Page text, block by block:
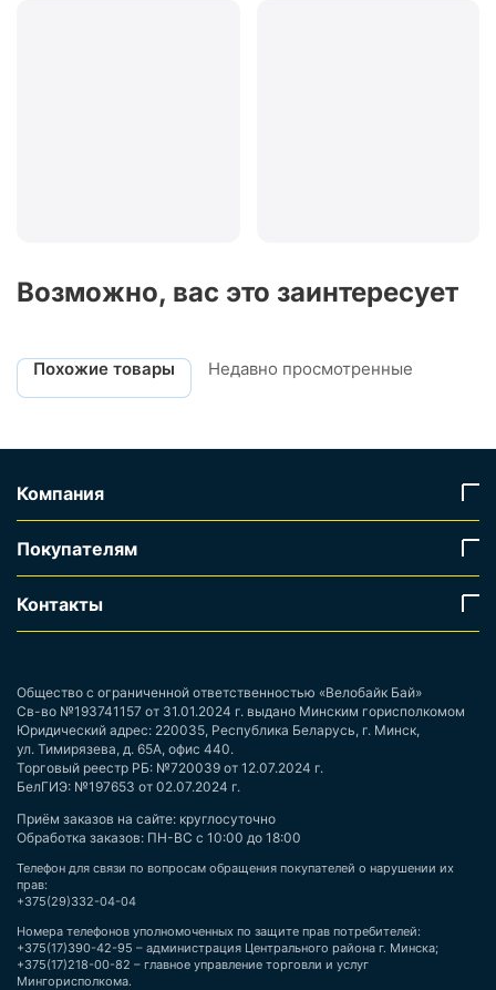
Возможно, вас это заинтересует
Похожие товары Недавно просмотренные
Компания
Покупателям
Контакты
Общество с ограниченной ответственностью «Велобайк Бай»
Св-во №193741157 от 31.01.2024 г. выдано Минским горисполкомом
Юридический адрес: 220035, Республика Беларусь, г. Минск,
ул. Тимирязева, д. 65А, офис 440.
Торговый реестр РБ: №720039 от 12.07.2024 г.
БелГИЭ: №197653 от 02.07.2024 г.
Приём заказов на сайте: круглосуточно
Обработка заказов: ПН-ВС с 10:00 до 18:00
Телефон для связи по вопросам обращения покупателей о нарушении их
прав:
+375(29)332-04-04
Номера телефонов уполномоченных по защите прав потребителей:
+375(17)390-42-95 – администрация Центрального района г. Минска;
+375(17)218-00-82 – главное управление торговли и услуг
Мингорисполкома.